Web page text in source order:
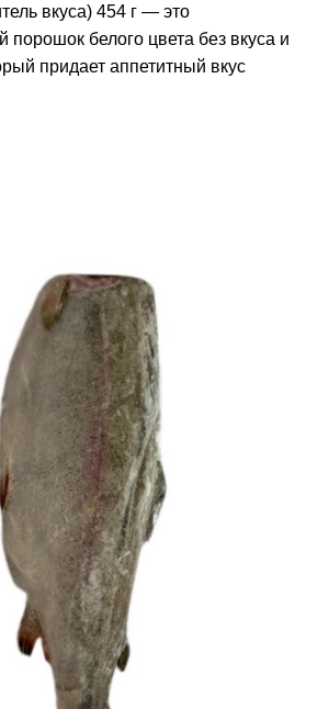
вкуса) 454 г — это
порошок белого цвета без вкуса и
придает аппетитный вкус